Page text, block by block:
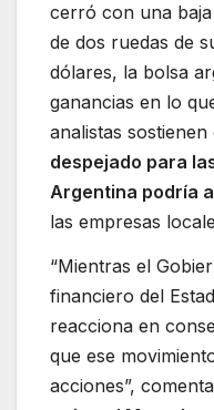
cerró con una
de dos ruedas de
dólares, la bolsa
ganancias en lo
analistas sostienen
despejado para
Argentina podría
las empresas
“Mientras el
financiero del
reacciona en
que ese
acciones”,